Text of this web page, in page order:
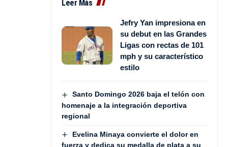
Leer Más
Jefry Yan impresiona en
su debut en las Grandes
Ligas con rectas de 101
mph y su característico
estilo
Santo Domingo 2026 baja el telón con
homenaje a la integración deportiva
regional
Evelina Minaya convierte el dolor en
fuerza y dedica su medalla de plata a su